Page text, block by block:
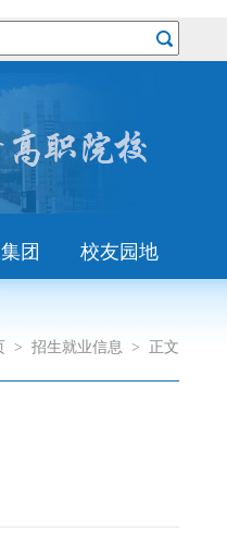
团 校友园地
> 招生就业信息 > 正文